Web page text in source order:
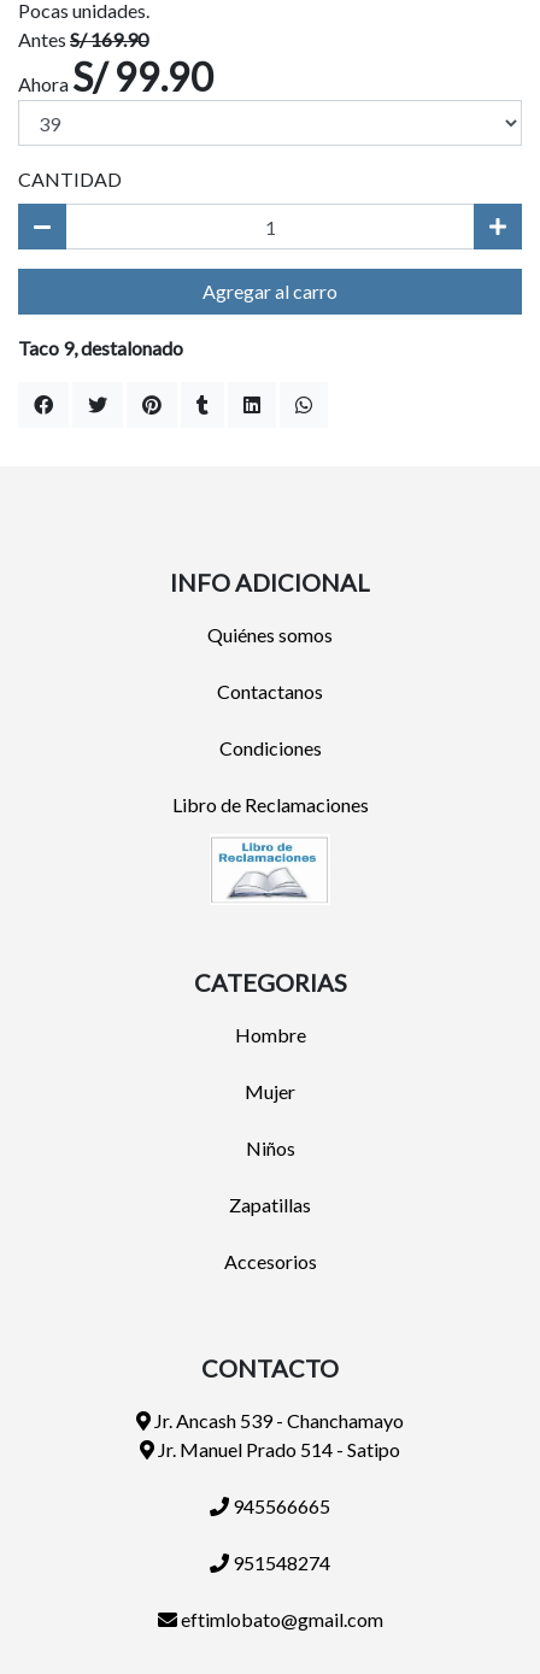
Pocas unidades.
Antes S/ 169.90
Ahora S/ 99.90
CANTIDAD
Agregar al carro
Taco 9, destalonado
INFO ADICIONAL
Quiénes somos
Contactanos
Condiciones
Libro de Reclamaciones
CATEGORIAS
Hombre
Mujer
Niños
Zapatillas
Accesorios
CONTACTO
Jr. Ancash 539 - Chanchamayo
Jr. Manuel Prado 514 - Satipo
945566665
951548274
eftimlobato@gmail.com